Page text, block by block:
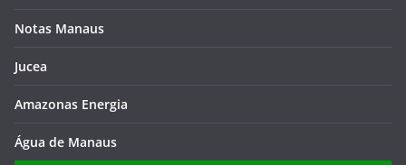
Notas Manaus
Jucea
Amazonas Energia
Água de Manaus